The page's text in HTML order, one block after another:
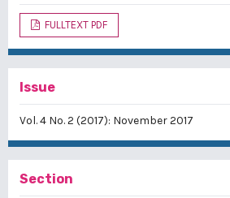
FULLTEXT PDF
Issue
Vol. 4 No. 2 (2017): November 2017
Section